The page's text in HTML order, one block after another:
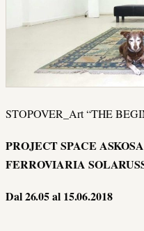
STOPOVER_Art “THE
PROJECT SPACE
FERROVIARIA
Dal 26.05 al 15.06.2018